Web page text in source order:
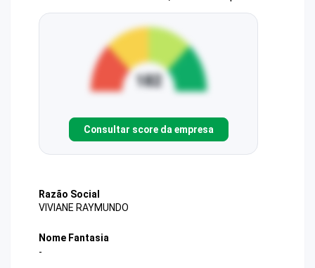
Consultar score da empresa
Razão Social
VIVIANE RAYMUNDO
Nome Fantasia
-